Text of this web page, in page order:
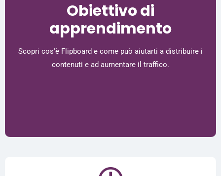
Obiettivo di
apprendimento
Scopri cos'è Flipboard e come può aiutarti a distribuire i
contenuti e ad aumentare il traffico.